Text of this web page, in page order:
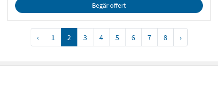
Begär offert
‹ 1 2 3 4 5 6 7 8 ›